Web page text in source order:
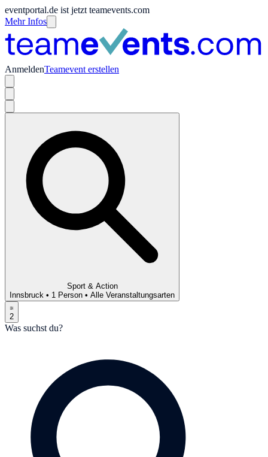
eventportal.de ist jetzt teamevents.com
Mehr Infos
AnmeldenTeamevent erstellen
Sport & Action
Innsbruck • 1 Person • Alle Veranstaltungsarten
2
Was suchst du?